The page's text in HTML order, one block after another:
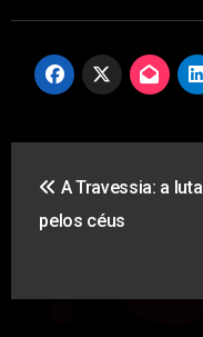
de
A Travessia: a luta
pelos céus